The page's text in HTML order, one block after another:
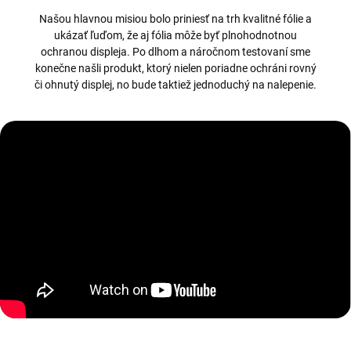
Našou hlavnou misiou bolo priniesť na trh kvalitné fólie a
ukázať ľuďom, že aj fólia môže byť plnohodnotnou
ochranou displeja. Po dlhom a náročnom testovaní sme
konečne našli produkt, ktorý nielen poriadne ochráni rovný
či ohnutý displej, no bude taktiež jednoduchý na nalepenie.